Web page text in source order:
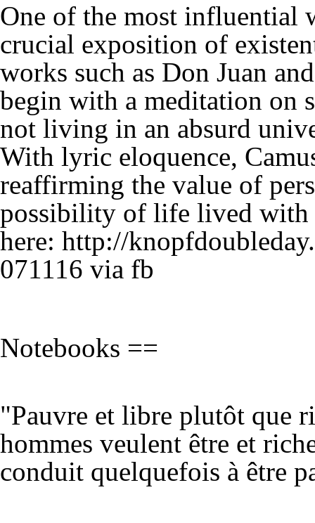
One of the most influential
crucial exposition of
works such as Don Juan
begin with a meditation on
not living in an absurd
With lyric eloquence,
reaffirming the value of
possibility of life lived with
here: http://
071116 via fb
Notebooks ==
"Pauvre et libre plutôt que
hommes veulent être et
conduit quelquefois à être